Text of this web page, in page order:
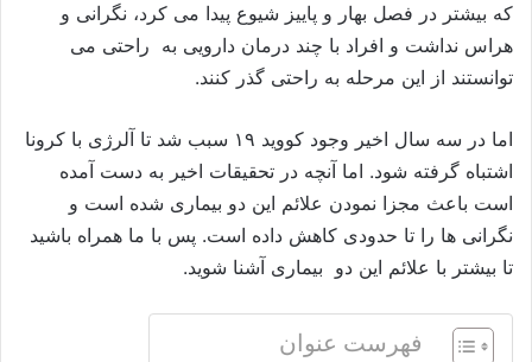
که بیشتر در فصل بهار و پاییز شیوع پیدا می کرد، نگرانی و
هراس نداشت و افراد با چند درمان دارویی به راحتی می
توانستند از این مرحله به راحتی گذر کنند.
اما در سه سال اخیر وجود کووید ۱۹ سبب شد تا آلرژی با کرونا
اشتباه گرفته شود. اما آنچه در تحقیقات اخیر به دست آمده
است باعث مجزا نمودن علائم این دو بیماری شده است و
نگرانی ها را تا حدودی کاهش داده است. پس با ما همراه باشید
تا بیشتر با علائم این دو بیماری آشنا شوید.
فهرست عنوان